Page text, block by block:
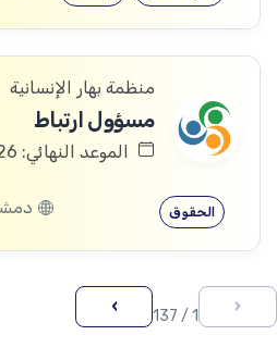
منظمة بهار الإنسانية
مسؤول ارتباط
الموعد النهائي: 10/08/2026
الحقوق
‹
1 / 137
›